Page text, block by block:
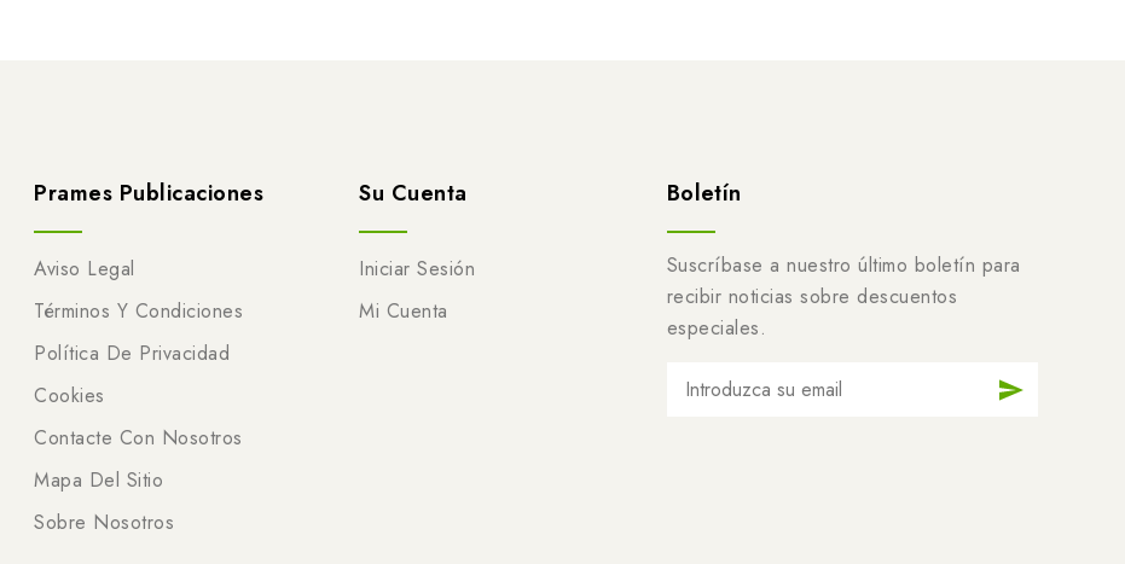
Prames Publicaciones
Aviso Legal
Términos Y Condiciones
Política De Privacidad
Cookies
Contacte Con Nosotros
Mapa Del Sitio
Sobre Nosotros
Su Cuenta
Iniciar Sesión
Mi Cuenta
Boletín
Suscríbase a nuestro último boletín para
recibir noticias sobre descuentos
especiales.